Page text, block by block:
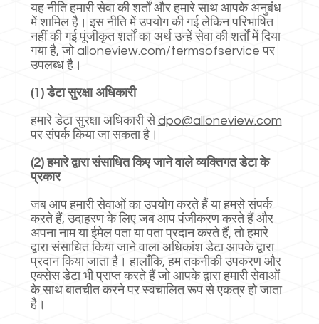
यह नीति हमारी सेवा की शर्तों और हमारे साथ आपके अनुबंध
में शामिल है। इस नीति में उपयोग की गई लेकिन परिभाषित
नहीं की गई पूंजीकृत शर्तों का अर्थ उन्हें सेवा की शर्तों में दिया
गया है, जोalloneview.com/termsofservice पर
उपलब्ध है।
(1) डेटा सुरक्षा अधिकारी
हमारे डेटा सुरक्षा अधिकारी सेdpo@alloneview.com
पर संपर्क किया जा सकता है।
(2) हमारे द्वारा संसाधित किए जाने वाले व्यक्तिगत डेटा के
प्रकार
जब आप हमारी सेवाओं का उपयोग करते हैं या हमसे संपर्क
करते हैं, उदाहरण के लिए जब आप पंजीकरण करते हैं और
अपना नाम या ईमेल पता या पता प्रदान करते हैं, तो हमारे
द्वारा संसाधित किया जाने वाला अधिकांश डेटा आपके द्वारा
प्रदान किया जाता है। हालाँकि, हम तकनीकी उपकरण और
एक्सेस डेटा भी प्राप्त करते हैं जो आपके द्वारा हमारी सेवाओं
के साथ बातचीत करने पर स्वचालित रूप से एकत्र हो जाता
है।